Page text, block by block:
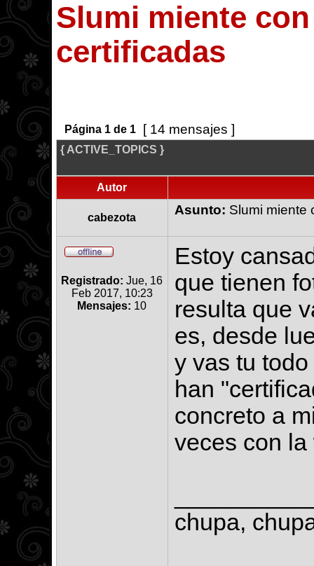
Slumi miente
certificadas
Página 1de 1 [ 14 mensajes ]
{ ACTIVE_TOPICS }
Autor
cabezota
Asunto: Slumi miente
Registrado: Jue, 16
Feb 2017, 10:23
Mensajes: 10
Estoy
que tienen
resulta que
es, desde
y vas tu
han
concreto a
veces con
chupa,